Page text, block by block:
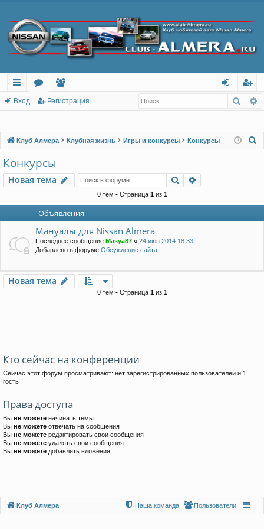
с
лк
о
м
ол
ов
ел
ег
тр
Вход Регистрация
Клуб Алмера Клубная жизнь Игры и конкурсы Конкурсы
Конкурсы
Новая тема Поиск
0 тем • Страница 1из 1
Объявления
Мануалы для Nissan Almera
Последнее сообщение Masya87 « 24 июн 2014 18:33
Добавлено в форуме Обсуждение сайта
Новая тема
0 тем • Страница 1из 1
Кто сейчас на конференции
Сейчас этот форум просматривают: нет зарегистрированных пользователей и 1
гость
Права доступа
Вы не можете начинать темы
Вы не можете отвечать на сообщения
Вы не можете редактировать свои сообщения
Вы не можете удалять свои сообщения
Вы не можете добавлять вложения
Клуб Алмера Пользователи
Наша команда